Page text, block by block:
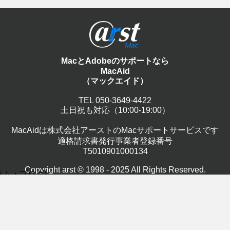
ム・ブログ)
MacとAdobeのサポートなら
MacAid
（マックエイド）
TEL 050-3649-4422
土日祝も対応（10:00-19:00）
MacAidは株式会社アーストのMacサポートサービスです
適格請求書発行事業者登録番号
T5010901000134
Copyright arst © 1998 - 2025All Rights Reserved.